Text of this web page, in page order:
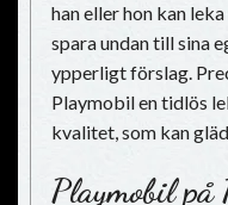
han eller hon kan
spara undan till sina
ypperligt förslag.
Playmobil en tidlös
kvalitet, som kan
Playmobil på